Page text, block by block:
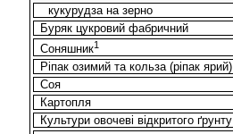
кукурудза на зерно
Буряк цукровий фабричний
Соняшник1
Ріпак озимий та кольза (ріпак ярий)
Соя
Картопля
Культури овочеві відкритого ґрунту